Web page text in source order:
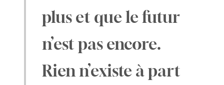
plus et que le futur
n’est pas encore.
Rien n’existe à part